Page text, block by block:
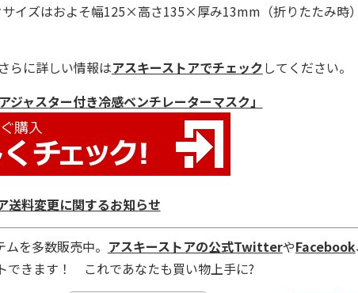
イズはおよそ幅125×高さ135×厚み13mm（折りたたみ時
らに詳しい情報はアスキーストアでチェックしてください。
ャスター付き冷感ベンチレーターマスク」
送料変更に関するお知らせ
を多数販売中。 アスキーストアの公式TwitterやFacebook
できます！ これであなたも買い物上手に?